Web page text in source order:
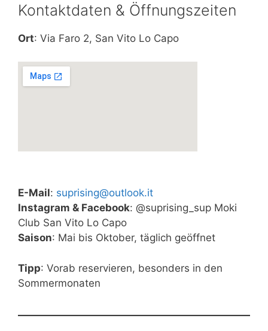
Kontaktdaten & Öffnungszeiten
Ort: Via Faro 2, San Vito Lo Capo
E-Mail: suprising@outlook.it
Instagram & Facebook: @suprising_sup Moki
Club San Vito Lo Capo
Saison: Mai bis Oktober, täglich geöffnet
Tipp: Vorab reservieren, besonders in den
Sommermonaten